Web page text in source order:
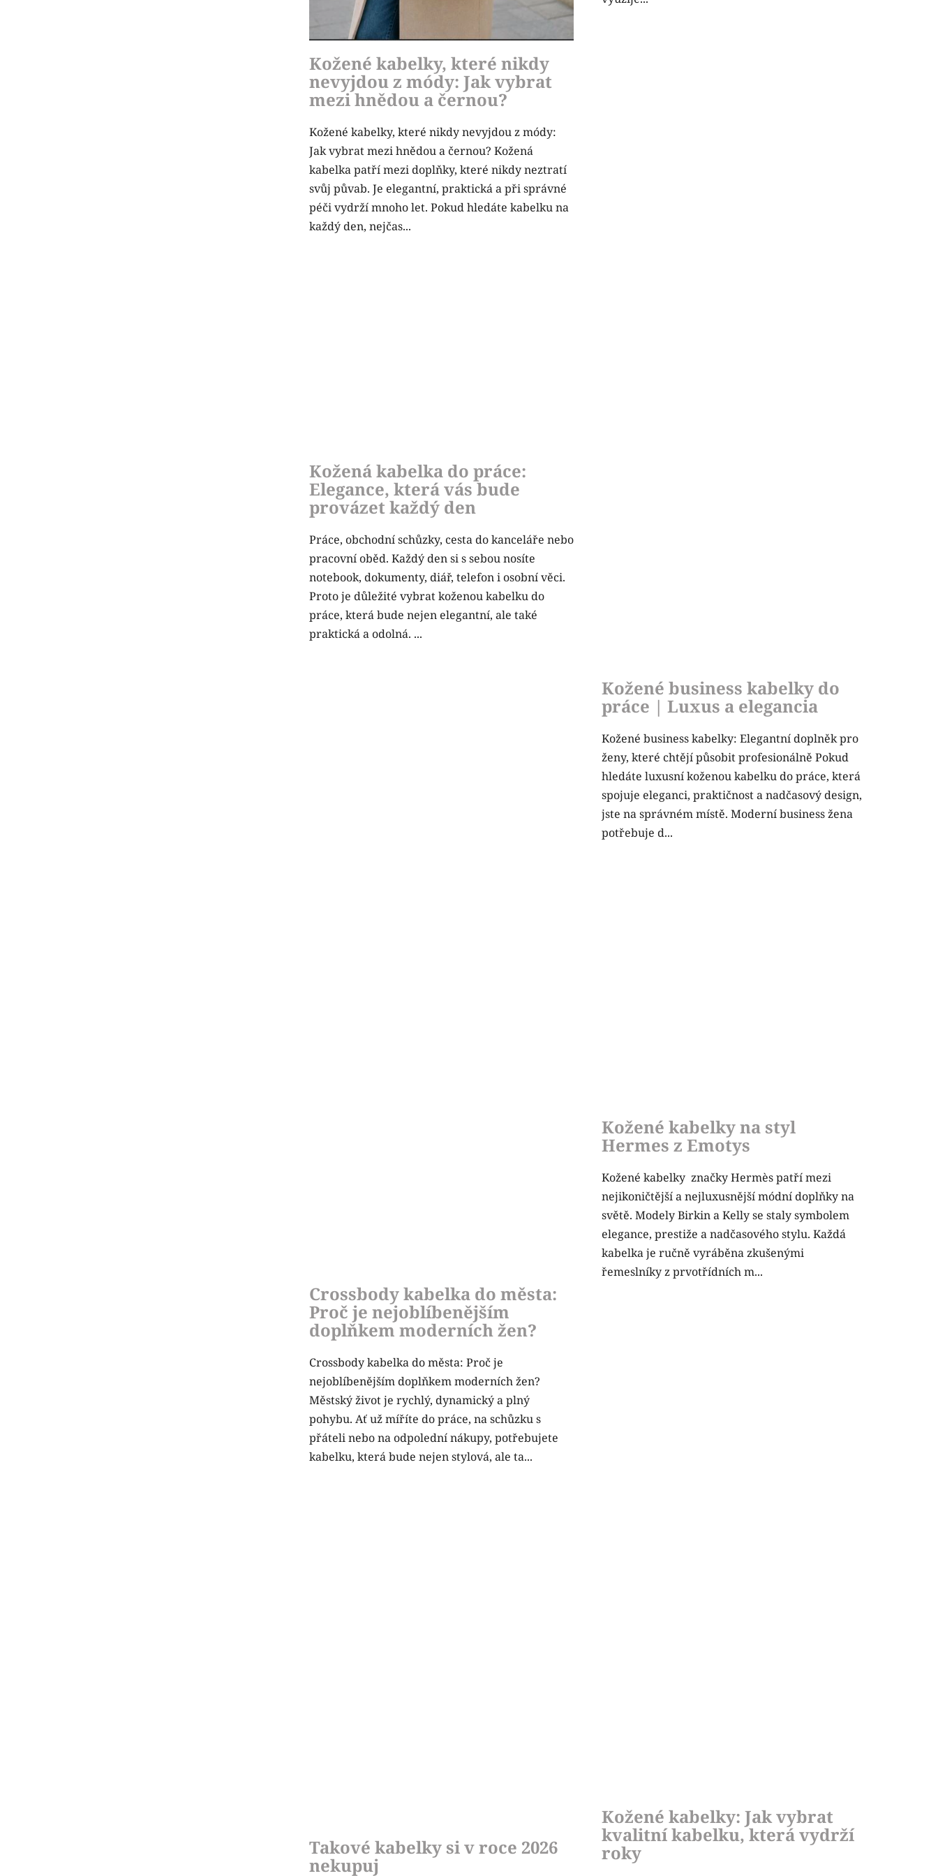
Kožené kabelky, které nikdy
nevyjdou z módy: Jak vybrat
mezi hnědou a černou?
Kožené kabelky, které nikdy nevyjdou z módy:
Jak vybrat mezi hnědou a černou? Kožená
kabelka patří mezi doplňky, které nikdy neztratí
svůj půvab. Je elegantní, praktická a při správné
péči vydrží mnoho let. Pokud hledáte kabelku na
každý den, nejčas...
Kožená kabelka do práce:
Elegance, která vás bude
provázet každý den
Práce, obchodní schůzky, cesta do kanceláře nebo
pracovní oběd. Každý den si s sebou nosíte
notebook, dokumenty, diář, telefon i osobní věci.
Proto je důležité vybrat koženou kabelku do
práce, která bude nejen elegantní, ale také
praktická a odolná. ...
Kožené business kabelky do
práce | Luxus a elegancia
Kožené business kabelky: Elegantní doplněk pro
ženy, které chtějí působit profesionálně Pokud
hledáte luxusní koženou kabelku do práce, která
spojuje eleganci, praktičnost a nadčasový design,
jste na správném místě. Moderní business žena
potřebuje d...
Crossbody kabelka do města:
Proč je nejoblíbenějším
doplňkem moderních žen?
Crossbody kabelka do města: Proč je
nejoblíbenějším doplňkem moderních žen?
Městský život je rychlý, dynamický a plný
pohybu. Ať už míříte do práce, na schůzku s
přáteli nebo na odpolední nákupy, potřebujete
kabelku, která bude nejen stylová, ale ta...
Kožené kabelky na styl
Hermes z Emotys
Kožené kabelky značky Hermès patří mezi
nejikoničtější a nejluxusnější módní doplňky na
světě. Modely Birkin a Kelly se staly symbolem
elegance, prestiže a nadčasového stylu. Každá
kabelka je ručně vyráběna zkušenými
řemeslníky z prvotřídních m...
Takové kabelky si v roce 2026
nekupuj
Kožené kabelky: Jak vybrat
kvalitní kabelku, která vydrží
roky